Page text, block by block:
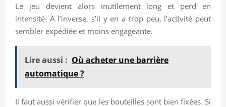
Le jeu devient alors inutilement long et perd en
intensité. À l’inverse, s’il y en a trop peu, l’activité peut
sembler expédiée et moins engageante.
Lire aussi : Où acheter une barrière
automatique ?
Il faut aussi vérifier que les bouteilles sont bien fixées. Si